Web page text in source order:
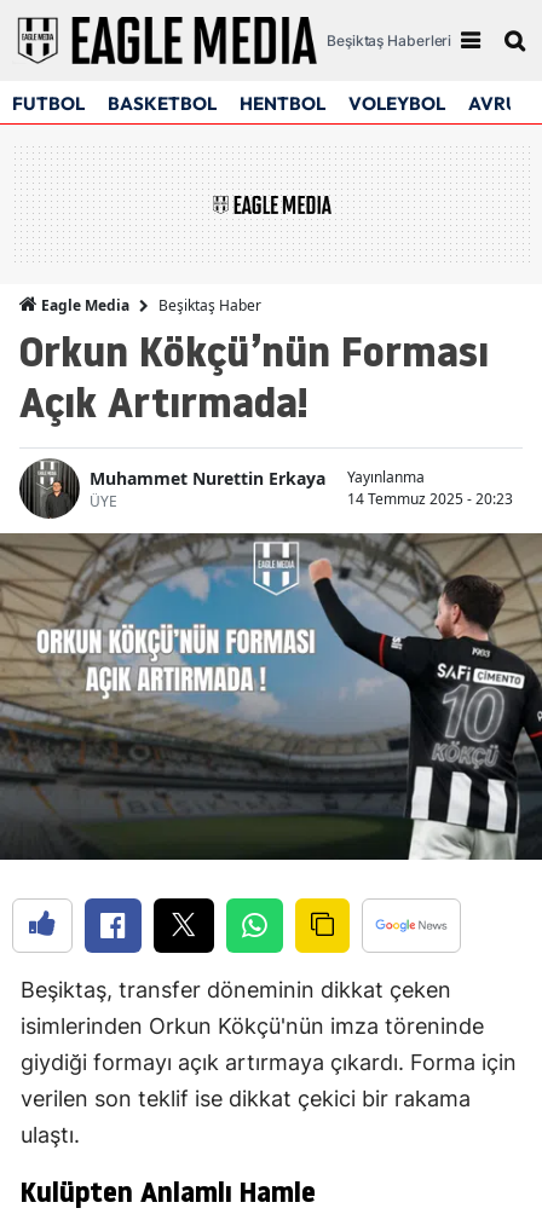
Beşiktaş Haberleri
FUTBOL BASKETBOL HENTBOL VOLEYBOL
Eagle Media Beşiktaş Haber
Orkun Kökçü’nün Forması
Açık Artırmada!
Muhammet Nurettin Erkaya
ÜYE
Yayınlanma
14 Temmuz 2025 - 20:23
Beşiktaş, transfer döneminin dikkat çeken
isimlerinden Orkun Kökçü'nün imza töreninde
giydiği formayı açık artırmaya çıkardı. Forma için
verilen son teklif ise dikkat çekici bir rakama
ulaştı.
Kulüpten Anlamlı Hamle